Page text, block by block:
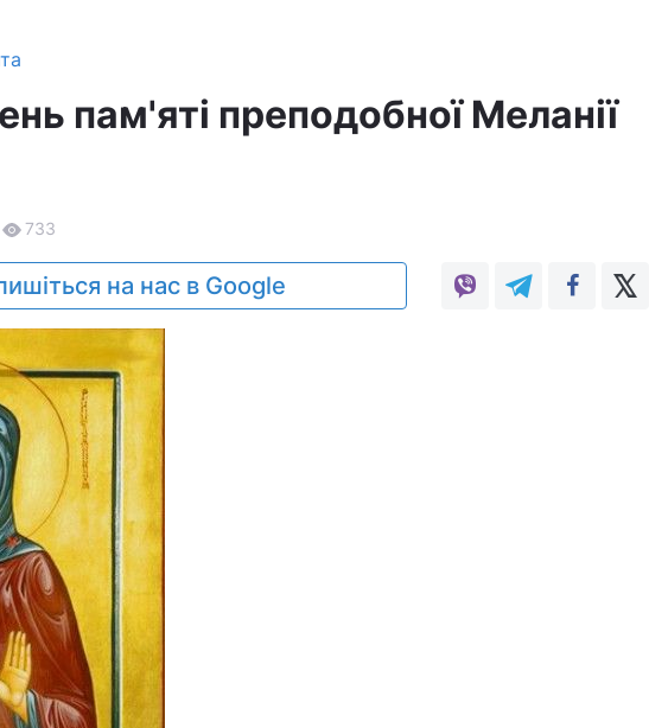
пам'яті преподобної Меланії
733
на нас в Google